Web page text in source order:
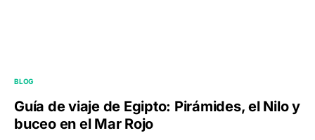
BLOG
Guía de viaje de Egipto: Pirámides, el Nilo y
buceo en el Mar Rojo